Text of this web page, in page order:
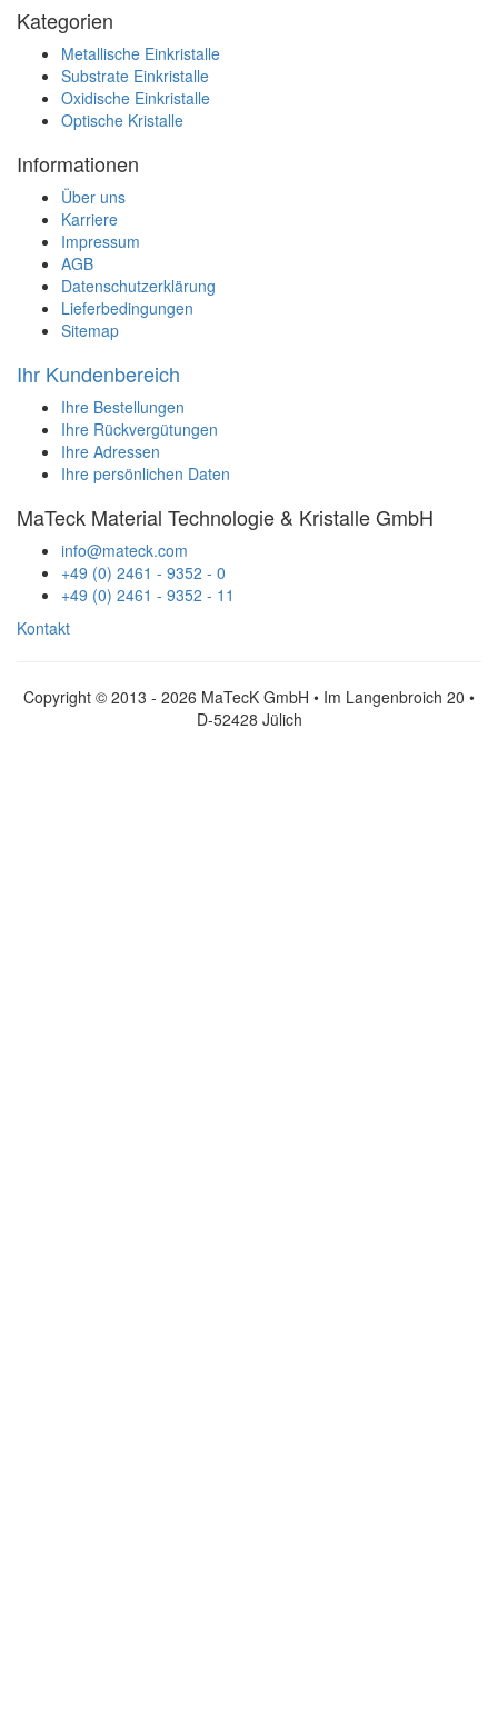
Kategorien
Metallische Einkristalle
Substrate Einkristalle
Oxidische Einkristalle
Optische Kristalle
Informationen
Über uns
Karriere
Impressum
AGB
Datenschutzerklärung
Lieferbedingungen
Sitemap
Ihr Kundenbereich
Ihre Bestellungen
Ihre Rückvergütungen
Ihre Adressen
Ihre persönlichen Daten
MaTeck Material Technologie & Kristalle GmbH
info@mateck.com
+49 (0) 2461 - 9352 - 0
+49 (0) 2461 - 9352 - 11
Kontakt
Copyright © 2013 - 2026 MaTecK GmbH • Im Langenbroich 20 •
D-52428 Jülich